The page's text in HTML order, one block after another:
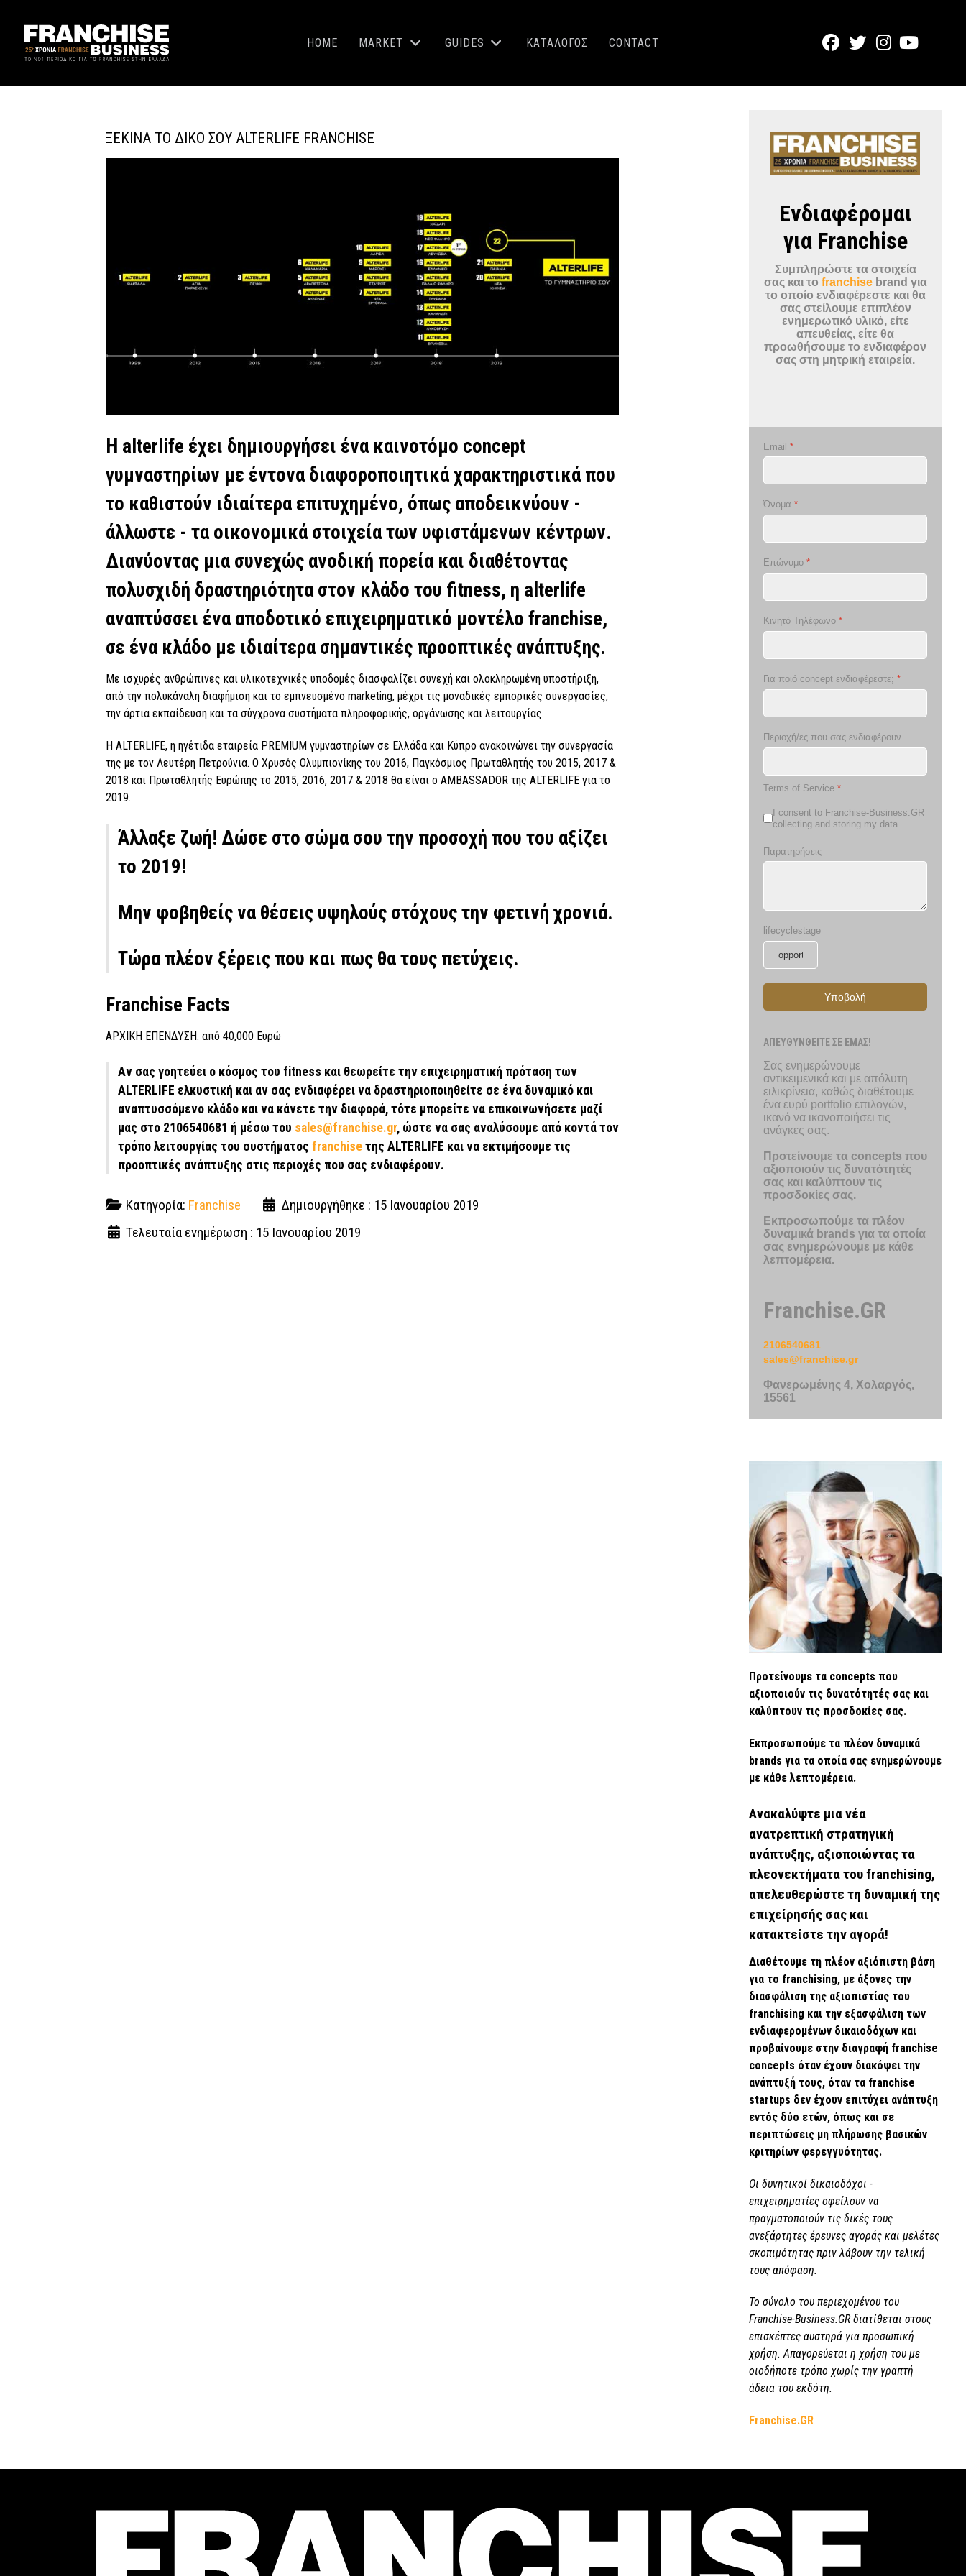
HOME MARKET GUIDES ΚΑΤΑΛΟΓΟΣ CONTACT
ΞΕΚΊΝΑ ΤΟ ΔΙΚΌ ΣΟΥ ALTERLIFE FRANCHISE
Η alterlife έχει δημιουργήσει ένα καινοτόμο concept
γυμναστηρίων με έντονα διαφοροποιητικά χαρακτηριστικά που
το καθιστούν ιδιαίτερα επιτυχημένο, όπως αποδεικνύουν -
άλλωστε - τα οικονομικά στοιχεία των υφιστάμενων κέντρων.
Διανύοντας μια συνεχώς ανοδική πορεία και διαθέτοντας
πολυσχιδή δραστηριότητα στον κλάδο του fitness, η alterlife
αναπτύσσει ένα αποδοτικό επιχειρηματικό μοντέλο franchise,
σε ένα κλάδο με ιδιαίτερα σημαντικές προοπτικές ανάπτυξης.
Με ισχυρές ανθρώπινες και υλικοτεχνικές υποδομές διασφαλίζει συνεχή και ολοκληρωμένη υποστήριξη,
από την πολυκάναλη διαφήμιση και το εμπνευσμένο marketing, μέχρι τις μοναδικές εμπορικές συνεργασίες,
την άρτια εκπαίδευση και τα σύγχρονα συστήματα πληροφορικής, οργάνωσης και λειτουργίας.
Η ALTERLIFE, η ηγέτιδα εταιρεία PREMIUM γυμναστηρίων σε Ελλάδα και Κύπρο ανακοινώνει την συνεργασία
της με τον Λευτέρη Πετρούνια. Ο Χρυσός Ολυμπιονίκης του 2016, Παγκόσμιος Πρωταθλητής του 2015, 2017 &
2018 και Πρωταθλητής Ευρώπης το 2015, 2016, 2017 & 2018 θα είναι ο AMBASSADOR της ALTERLIFE για το
2019.
Άλλαξε ζωή! Δώσε στο σώμα σου την προσοχή που του αξίζει
το 2019!
Μην φοβηθείς να θέσεις υψηλούς στόχους την φετινή χρονιά.
Τώρα πλέον ξέρεις που και πως θα τους πετύχεις.
Franchise Facts
ΑΡΧΙΚΗ ΕΠΕΝΔΥΣΗ: από 40,000 Ευρώ
Αν σας γοητεύει ο κόσμος του fitness και θεωρείτε την επιχειρηματική πρόταση των
ALTERLIFE ελκυστική και αν σας ενδιαφέρει να δραστηριοποιηθείτε σε ένα δυναμικό και
αναπτυσσόμενο κλάδο και να κάνετε την διαφορά, τότε μπορείτε να επικοινωνήσετε μαζί
μας στο 2106540681 ή μέσω του sales@franchise.gr, ώστε να σας αναλύσουμε από κοντά τον
τρόπο λειτουργίας του συστήματος franchiseτης ALTERLIFE και να εκτιμήσουμε τις
προοπτικές ανάπτυξης στις περιοχές που σας ενδιαφέρουν.
Κατηγορία: Franchise
Δημιουργήθηκε : 15 Ιανουαρίου 2019
Τελευταία ενημέρωση : 15 Ιανουαρίου 2019
Ενδιαφέρομαι
για Franchise
Συμπληρώστε τα στοιχεία
σας και το franchisebrand για
το οποίο ενδιαφέρεστε και θα
σας στείλουμε επιπλέον
ενημερωτικό υλικό, είτε
απευθείας, είτε θα
προωθήσουμε το ενδιαφέρον
σας στη μητρική εταιρεία.
Email *
Όνομα *
Επώνυμο *
Κινητό Τηλέφωνο *
Για ποιό concept ενδιαφέρεστε; *
Περιοχή/ες που σας ενδιαφέρουν
Terms of Service *
I consent to Franchise-Business.GR
collecting and storing my data
Παρατηρήσεις
lifecyclestage
Υποβολή
ΑΠΕΥΘΥΝΘΕΙΤΕ ΣΕ ΕΜΑΣ!
Σας ενημερώνουμε
αντικειμενικά και με απόλυτη
ειλικρίνεια, καθώς διαθέτουμε
ένα ευρύ portfolio επιλογών,
ικανό να ικανοποιήσει τις
ανάγκες σας.
Προτείνουμε τα concepts που
αξιοποιούν τις δυνατότητές
σας και καλύπτουν τις
προσδοκίες σας.
Εκπροσωπούμε τα πλέον
δυναμικά brands για τα οποία
σας ενημερώνουμε με κάθε
λεπτομέρεια.
Franchise.GR
2106540681
sales@franchise.gr
Φανερωμένης 4, Χολαργός,
15561
Προτείνουμε τα concepts που
αξιοποιούν τις δυνατότητές σας και
καλύπτουν τις προσδοκίες σας.
Εκπροσωπούμε τα πλέον δυναμικά
brands για τα οποία σας ενημερώνουμε
με κάθε λεπτομέρεια.
Ανακαλύψτε μια νέα
ανατρεπτική στρατηγική
ανάπτυξης, αξιοποιώντας τα
πλεονεκτήματα του franchising,
απελευθερώστε τη δυναμική της
επιχείρησής σας και
κατακτείστε την αγορά!
Διαθέτουμε τη πλέον αξιόπιστη βάση
για το franchising, με άξονες την
διασφάλιση της αξιοπιστίας του
franchising και την εξασφάλιση των
ενδιαφερομένων δικαιοδόχων και
προβαίνουμε στην διαγραφή franchise
concepts όταν έχουν διακόψει την
ανάπτυξή τους, όταν τα franchise
startups δεν έχουν επιτύχει ανάπτυξη
εντός δύο ετών, όπως και σε
περιπτώσεις μη πλήρωσης βασικών
κριτηρίων φερεγγυότητας.
Οι δυνητικοί δικαιοδόχοι -
επιχειρηματίες οφείλουν να
πραγματοποιούν τις δικές τους
ανεξάρτητες έρευνες αγοράς και μελέτες
σκοπιμότητας πριν λάβουν την τελική
τους απόφαση.
Το σύνολο του περιεχομένου του
Franchise-Business.GR διατίθεται στους
επισκέπτες αυστηρά για προσωπική
χρήση. Απαγορεύεται η χρήση του με
οιοδήποτε τρόπο χωρίς την γραπτή
άδεια του εκδότη.
Franchise.GR